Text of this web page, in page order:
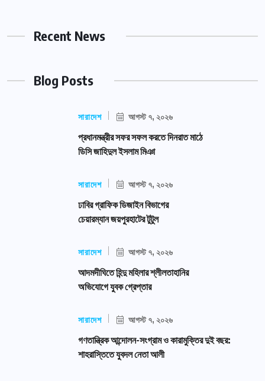
Recent News
Blog Posts
সারাদেশ আগস্ট ৭, ২০২৬
প্রধানমন্ত্রীর সফর সফল করতে দিনরাত মাঠে
ডিসি জাহিদুল ইসলাম মিঞা
সারাদেশ আগস্ট ৭, ২০২৬
ঢাবির গ্রাফিক ডিজাইন বিভাগের
চেয়ারম্যান জয়পুরহাটের টুটুল
সারাদেশ আগস্ট ৭, ২০২৬
আদমদীঘিতে হিন্দু মহিলার শ্লীলতাহানির
অভিযোগে যুবক গ্রেপ্তার
সারাদেশ আগস্ট ৭, ২০২৬
গণতান্ত্রিক আন্দোলন-সংগ্রাম ও কারামুক্তির দুই বছর:
শাহরাস্তিতে যুবদল নেতা আলী